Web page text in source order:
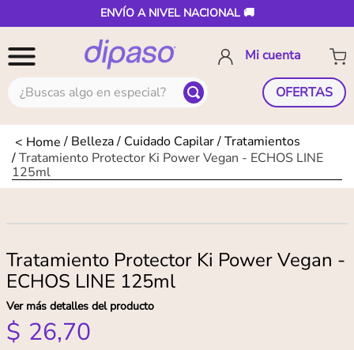
ENVÍO A NIVEL NACIONAL 🚚
¿Buscas algo en especial? OFERTAS
Belleza Cuidado Capilar Tratamientos
Tratamiento Protector Ki Power Vegan - ECHOS LINE
125ml
Tratamiento Protector Ki Power Vegan -
ECHOS LINE 125ml
Ver más detalles del producto
$ 26,70